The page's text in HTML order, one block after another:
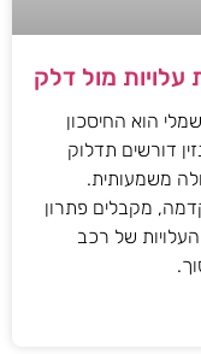
מול דלק
הוא החיסכון
דורשים תדלוק
משמעותית.
מקבלים פתרון
של רכב